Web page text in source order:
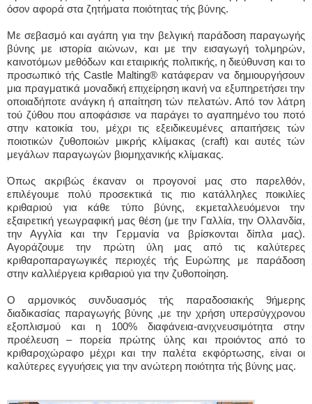
όσον αφορά στα ζητήματα ποιότητας τής βύνης.
Με σεβασμό και αγάπη για την βελγική παράδοση παραγωγής
βύνης με ιστορία αιώνων, και με την εισαγωγή τολμηρών,
καινοτόμων μεθόδων και εταιρικής πολιτικής, η διεύθυνση και το
προσωπικό τής Castle Malting® κατάφεραν να δημιουργήσουν
μια πραγματικά μοναδική επιχείρηση ικανή να εξυπηρετήσει την
οποιαδήποτε ανάγκη ή απαίτηση τών πελατών. Από τον λάτρη
τού ζύθου που αποφάσισε να παράγει το αγαπημένο του ποτό
στην κατοικία του, μέχρι τις εξειδικευμένες απαιτήσεις τών
ποιοτικών ζυθοποιών μικρής κλίμακας (craft) και αυτές τών
μεγάλων παραγωγών βιομηχανικής κλίμακας.
Όπως ακριβώς έκαναν οι προγονοί μας στο παρελθόν,
επιλέγουμε πολύ προσεκτικά τις πιο κατάλληλες ποικιλίες
κριθαριού για κάθε τύπο βύνης, εκμεταλλευόμενοι την
εξαιρετική γεωγραφική μας θέση (με την Γαλλία, την Ολλανδία,
την Αγγλία και την Γερμανία να βρίσκονται δίπλα μας).
Αγοράζουμε την πρώτη ύλη μας από τις καλύτερες
κριθαροπαραγωγικές περιοχές τής Ευρώπης με παράδοση
στην καλλιέργεια κριθαριού για την ζυθοποίηση.
Ο αρμονικός συνδυασμός τής παραδοσιακής 9ήμερης
διαδικασίας παραγωγής βύνης ,με την χρήση υπερσύγχρονου
εξοπλισμού και η 100% διαφάνεια-ανιχνευσιμότητα στην
προέλευση – πορεία πρώτης ύλης και προιόντος από το
κριθαροχώραφο μέχρι και την παλέτα εκφόρτωσης, είναι οι
καλύτερες εγγυήσεις για την ανώτερη ποιότητα τής βύνης μας.